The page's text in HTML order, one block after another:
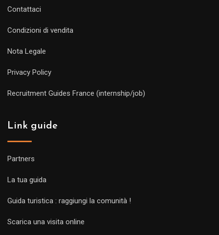
Contattaci
Condizioni di vendita
Nota Legale
Privacy Policy
Recruitment Guides France (internship/job)
Link guide
Partners
La tua guida
Guida turistica : raggiungi la comunità !
Scarica una visita online